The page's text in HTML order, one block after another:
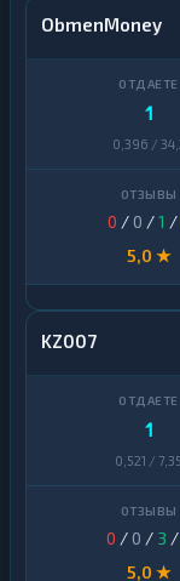
ObmenMoney
1
0,396 /
0 / 0 /1 /
5,0 ★
KZ007
1
0,521 / 7,35
0 / 0 / 3 /
5,0 ★